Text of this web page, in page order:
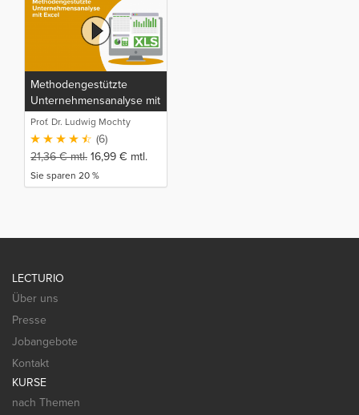
Methodengestützte
Unternehmensanalyse mit
Excel
Prof. Dr. Ludwig Mochty
(6)
21,36€mtl. 16,99 € mtl.
Sie sparen 20 %
LECTURIO
Über uns
Presse
Jobangebote
Kontakt
KURSE
nach Themen